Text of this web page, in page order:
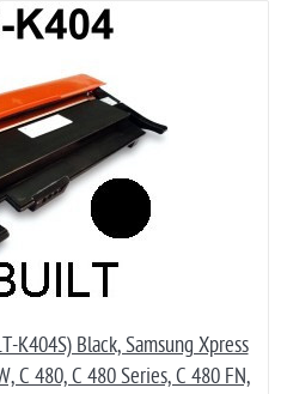
K404S) Black, Samsung Xpress
C 480, C 480 Series, C 480 FN,